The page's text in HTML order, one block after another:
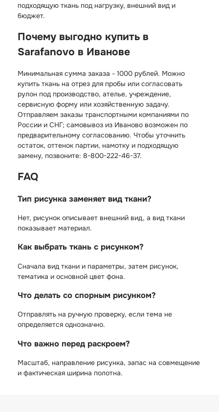
подходящую ткань под нагрузку, внешний вид и
бюджет.
Почему выгодно купить в
Sarafanovo в Иванове
Минимальная сумма заказа - 1000 рублей. Можно
купить ткань на отрез для пробы или согласовать
рулон под производство, ателье, учреждение,
сервисную форму или хозяйственную задачу.
Отправляем заказы транспортными компаниями по
России и СНГ; самовывоз из Иваново возможен по
предварительному согласованию. Чтобы уточнить
остаток, оттенок партии, намотку и подходящую
замену, позвоните: 8-800-222-46-37.
FAQ
Тип рисунка заменяет вид ткани?
Нет, рисунок описывает внешний вид, а вид ткани
показывает материал.
Как выбрать ткань с рисунком?
Сначала вид ткани и параметры, затем рисунок,
тематика и основной цвет фона.
Что делать со спорным рисунком?
Отправлять на ручную проверку, если тема не
определяется однозначно.
Что важно перед раскроем?
Масштаб, направление рисунка, запас на совмещение
и фактическая ширина полотна.